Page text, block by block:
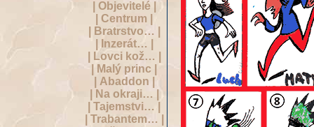
| Objevitelé |
| Centrum |
| Bratrstvo… |
| Inzerát… |
| Lovci kož… |
| Malý princ |
| Abaddon |
| Na okraji… |
| Tajemstvi… |
| Trabantem… |